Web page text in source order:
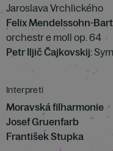
Jaroslava Vrchlického
Felix Mendelssohn-
orchestr e moll op. 64
Petr Iljič Čajkovskij:
Interpreti
Moravská filharmonie
Josef Gruenfarb
František Stupka